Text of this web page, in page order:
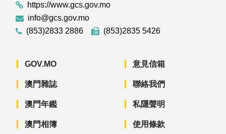
https://www.gcs.gov.mo
info@gcs.gov.mo
(853)2833 2886
(853)2835 5426
GOV.MO
澳門雜誌
澳門年鑑
澳門相簿
意見信箱
聯絡我們
私隱聲明
使用條款